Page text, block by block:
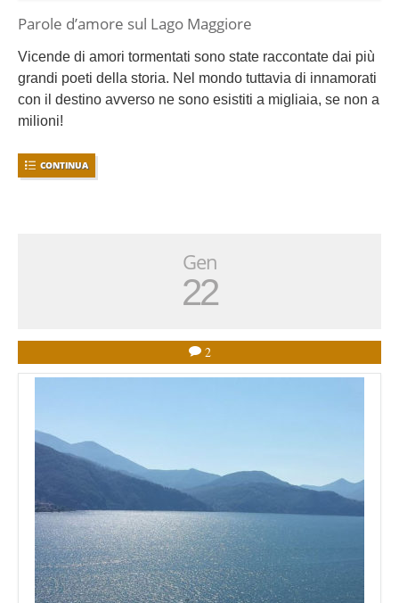
Parole d’amore sul Lago Maggiore
Vicende di amori tormentati sono state raccontate dai più
grandi poeti della storia. Nel mondo tuttavia di innamorati
con il destino avverso ne sono esistiti a migliaia, se non a
milioni!
CONTINUA
Gen
22
2